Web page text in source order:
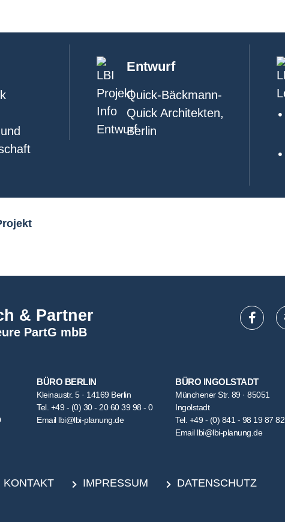
Entwurf
Quick-Bäckmann-
Quick Architekten,
Berlin
& Partner
PartG mbB
BÜRO BERLIN
Kleinaustr. 5 · 14169 Berlin
Tel. +49 - (0) 30 - 20 60 39 98 - 0
Email lbi@lbi-planung.de
BÜRO INGOLSTADT
Münchener Str. 89 · 85051
Ingolstadt
Tel. +49 - (0) 841 - 98 19 87 82
Email lbi@lbi-planung.de
KONTAKT IMPRESSUM DATENSCHUTZ